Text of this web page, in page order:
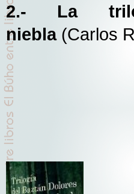
2.- La
niebla(Carlos